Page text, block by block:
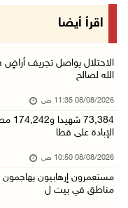
أبرز عناوين الصحف
حالة الطقس: ارتفاع
تواصل انتهاكات
أسعار الغذاء العالمية عند
اقرأ أيضا
الاحتلال يواصل تجريف
الله لصالح
08/08/2026 11:35 ص
الإبادة على قطا
08/08/2026 10:50 ص
مستعمرون إرهابيون يهاجمون
مناطق في بيت ل